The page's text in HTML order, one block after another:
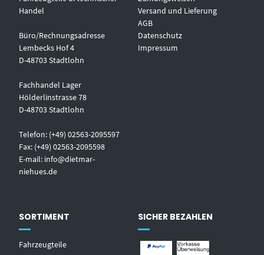
Handel
Büro/Rechnungsadresse
Lembecks Hof 4
D-48703 Stadtlohn
Fachhandel Lager
Hölderlinstrasse 78
D-48703 Stadtlohn
Telefon: (+49) 02563-2095597
Fax: (+49) 02563-2095598
E-mail: info@dietmar-
niehues.de
Versand und Lieferung
AGB
Datenschutz
Impressum
SORTIMENT
Fahrzeugteile
SICHER BEZAHLEN